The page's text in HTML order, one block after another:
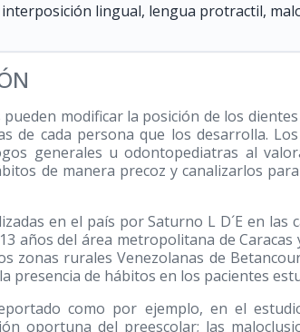
lingual, lengua protractil,
modificar la posición de los
de cada persona que los desarrolla.
generales u odontopediatras al
de manera precoz y canalizarlos
en el país por Saturno L D´E en las
años del área metropolitana de
zonas rurales Venezolanas de
presencia de hábitos en los pacientes
como por ejemplo, en el
oportuna del preescolar; las